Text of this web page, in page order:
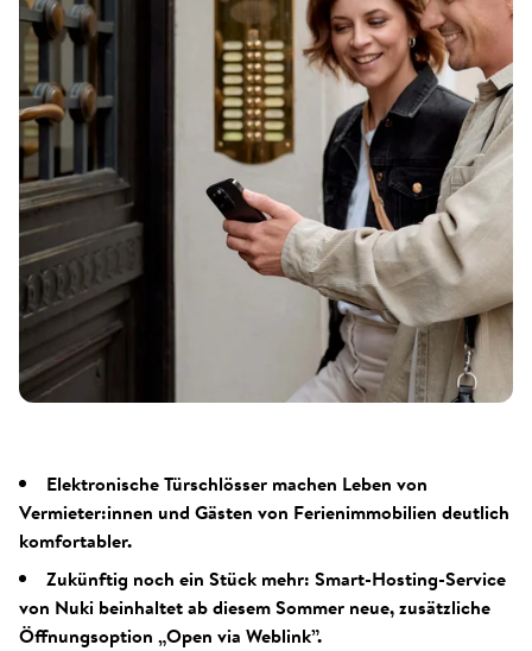
Elektronische Türschlösser machen Leben von
Vermieter:innen und Gästen von Ferienimmobilien deutlich
komfortabler.
Zukünftig noch ein Stück mehr: Smart-Hosting-Service
von Nuki beinhaltet ab diesem Sommer neue, zusätzliche
Öffnungsoption „Open via Weblink”.